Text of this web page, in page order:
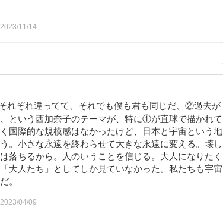
2023/11/14
れぞれ違ってて、それでも僕も君も同じだ、②過去が
という西加奈子のテーマが、特に①が直球で描かれて
国際的な規模感はなかったけど、日本と宇宙という地
。小さな永遠を終わらせて大きな永遠に変える。壊し
落ちるから。人のいうことを信じる。大人になりたく
大人たち」としてしか見ていなかった。私たちも宇宙
。
2023/04/09